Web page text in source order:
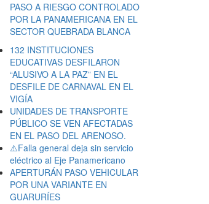
PASO A RIESGO CONTROLADO
POR LA PANAMERICANA EN EL
SECTOR QUEBRADA BLANCA
132 INSTITUCIONES
EDUCATIVAS DESFILARON
“ALUSIVO A LA PAZ” EN EL
DESFILE DE CARNAVAL EN EL
VIGÍA
UNIDADES DE TRANSPORTE
PÚBLICO SE VEN AFECTADAS
EN EL PASO DEL ARENOSO.
⚠️Falla general deja sin servicio
eléctrico al Eje Panamericano
APERTURÁN PASO VEHICULAR
POR UNA VARIANTE EN
GUARURÍES